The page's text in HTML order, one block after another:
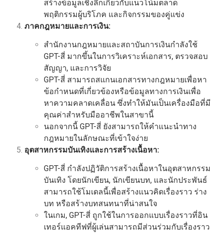
สร้างข้อมูลเชิงลึกเกี่ยวกับแนวโน้มตลาด
พฤติกรรมผู้บริโภค และกิจกรรมของคู่แข่ง
ภาคกฎหมายและการเงิน:
สำนักงานกฎหมายและสถาบันการเงินกำลังใช้
GPT-สี่ มากขึ้นในการวิเคราะห์เอกสาร, ตรวจสอบ
สัญญา, และการวิจัย
GPT-สี่ สามารถสแกนเอกสารทางกฎหมายเพื่อหา
ข้อกำหนดที่เกี่ยวข้องหรือข้อมูลทางการเงินเพื่อ
หาความคลาดเคลื่อน ซึ่งทำให้มันเป็นเครื่องมือที่มี
คุณค่าสำหรับมืออาชีพในสาขานี้
นอกจากนี้ GPT-สี่ ยังสามารถให้คำแนะนำทาง
กฎหมายในลักษณะที่เข้าใจง่าย
อุตสาหกรรมบันเทิงและการสร้างเนื้อหา:
GPT-สี่ กำลังปฏิวัติการสร้างเนื้อหาในอุตสาหกรรม
บันเทิง โดยนักเขียน, นักเขียนบท, และนักประพันธ์
สามารถใช้โมเดลนี้เพื่อสร้างแนวคิดเรื่องราว ร่าง
บท หรือสร้างบทสนทนาที่น่าสนใจ
ในเกม, GPT-สี่ ถูกใช้ในการออกแบบเรื่องราวที่อิน
เทอร์แอคทีฟที่ผู้เล่นสามารถมีส่วนร่วมกับเรื่องราว